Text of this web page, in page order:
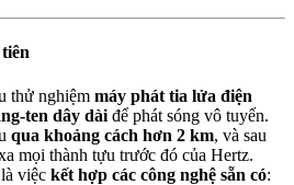
thử nghiệm máy phát tia lửa điện
ten dây dài để phát sóng vô tuyến.
qua khoảng cách hơn 2 km, và sau
mọi thành tựu trước đó của Hertz.
việc kết hợp các công nghệ sẵn có: